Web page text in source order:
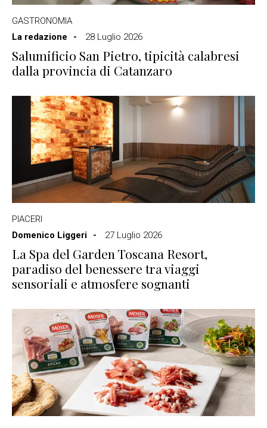
GASTRONOMIA
La redazione
28 Luglio 2026
Salumificio San Pietro, tipicità calabresi
dalla provincia di Catanzaro
PIACERI
Domenico Liggeri
27 Luglio 2026
La Spa del Garden Toscana Resort,
paradiso del benessere tra viaggi
sensoriali e atmosfere sognanti